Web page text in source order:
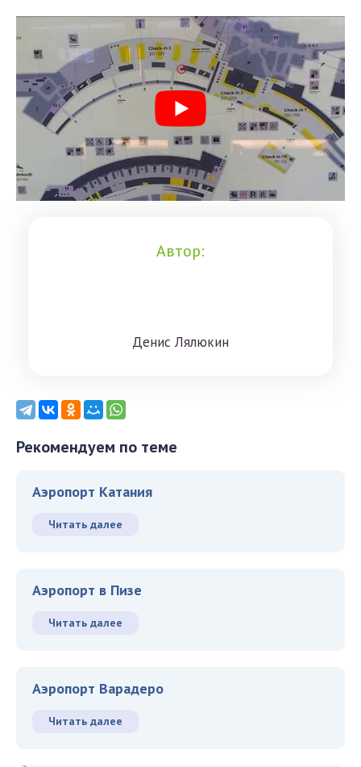
Автор:
Дeниc Лялюкин
Рекомендуем по теме
Аэропорт Катания
Читать далее
Аэропорт в Пизе
Читать далее
Аэропорт Варадеро
Читать далее